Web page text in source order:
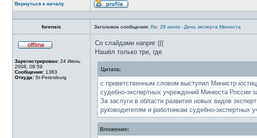
Вернуться к началу
Профиль
forensic
Заголовок сообщения: Re: 28 июня - День эксперта Минюста
сети
Зарегистрирован: 24 Июнь
2008, 08:59
Сообщения: 1363
Откуда: St-Petersburg
Со слайдами напряг (((
Нашёл только три, где
Цитата:
с приветственным словом выступил Министр
судебно-экспертных учреждений Минюста России
За заслуги в области развития новых видов
руководителям и работникам судебно-экспертных
Вложение: